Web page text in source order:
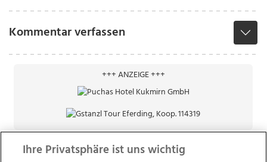
Kommentar verfassen
+++ ANZEIGE +++
Ihre Privatsphäre ist uns wichtig